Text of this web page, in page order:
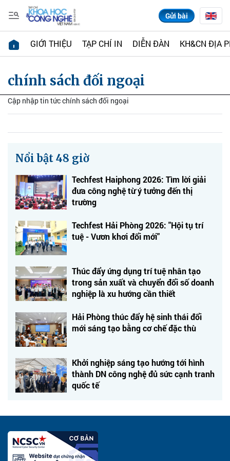
Gửi bài
GIỚI THIỆU TẠP CHÍ IN DIỄN ĐÀN KH&CN ĐỊA
chính sách đối ngoại
Cập nhập tin tức chính sách đối ngoại
Nổi bật 48 giờ
Techfest Haiphong 2026: Tìm lời giải
đưa công nghệ từ ý tưởng đến thị
trường
Techfest Hải Phòng 2026: "Hội tụ trí
tuệ - Vươn khơi đổi mới"
Thúc đẩy ứng dụng trí tuệ nhân tạo
trong sản xuất và chuyển đổi số doanh
nghiệp là xu hướng cần thiết
Hải Phòng thúc đẩy hệ sinh thái đổi
mới sáng tạo bằng cơ chế đặc thù
Khởi nghiệp sáng tạo hướng tới hình
thành DN công nghệ đủ sức cạnh tranh
quốc tế